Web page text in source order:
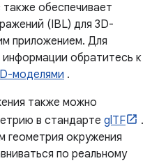
обеспечивает
(IBL) для 3D-
приложением. Для
информации обратитесь к
моделями .
также можно
в стандарте glTF
.
геометрия окружения
по реальному